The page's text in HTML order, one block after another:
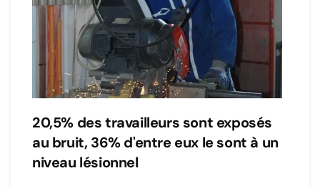
20,5% des travailleurs sont exposés
au bruit, 36% d'entre eux le sont à un
niveau lésionnel